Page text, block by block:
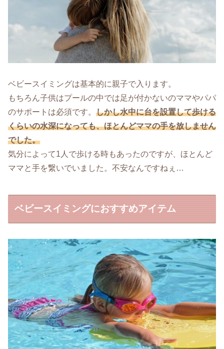
ベビースイミングは基本的に親子で入ります。
もちろん子供はプールの中では足が付かないのママやパパ
のサポートは必須です。 しかし水中に台を設置して歩ける
くらいの水深になっても、ほとんどママの手を放しません
でした。
気分によって1人で歩ける時もあったのですが、ほとんど
ママと手を繋いでいました。不安なんですねぇ…
ベビースイミングにおすすめアイテム